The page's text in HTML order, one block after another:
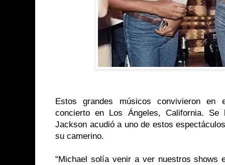
Estos grandes músicos convivieron en
concierto en Los Ángeles, California. Se
Jackson acudió a uno de estos
su camerino.
“Michael solía venir a ver nuestros shows